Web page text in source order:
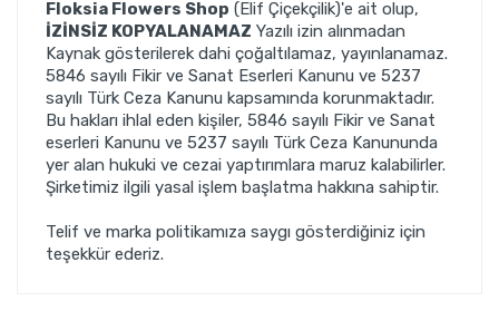
Floksia Flowers Shop (Elif Çiçekçilik)'e ait olup,
İZİNSİZ KOPYALANAMAZ Yazılı izin alınmadan
Kaynak gösterilerek dahi çoğaltılamaz, yayınlanamaz.
5846 sayılı Fikir ve Sanat Eserleri Kanunu ve 5237
sayılı Türk Ceza Kanunu kapsamında korunmaktadır.
Bu hakları ihlal eden kişiler, 5846 sayılı Fikir ve Sanat
eserleri Kanunu ve 5237 sayılı Türk Ceza Kanununda
yer alan hukuki ve cezai yaptırımlara maruz kalabilirler.
Şirketimiz ilgili yasal işlem başlatma hakkına sahiptir.
Telif ve marka politikamıza saygı gösterdiğiniz için
teşekkür ederiz.